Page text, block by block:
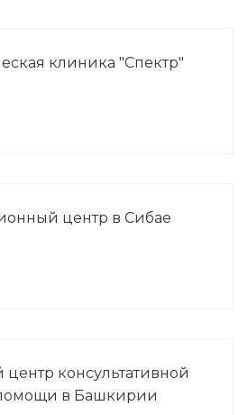
клиника "Спектр"
центр в Сибае
центр консультативной
в Башкирии